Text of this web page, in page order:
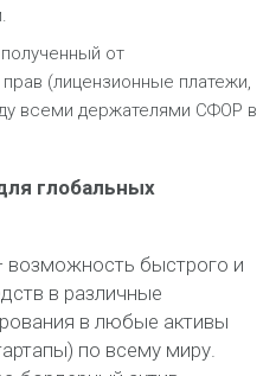
от
(лицензионные платежи,
всеми держателями СФОР в
глобальных
возможность быстрого и
в различные
в любые активы
по всему миру.